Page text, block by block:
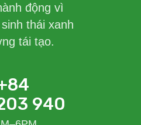
động vì
thái xanh
tái tạo.
940